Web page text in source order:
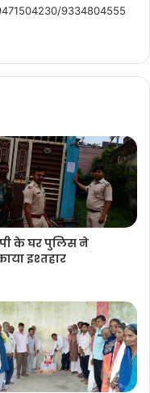
9334804555
के घर पुलिस ने
इश्तहार